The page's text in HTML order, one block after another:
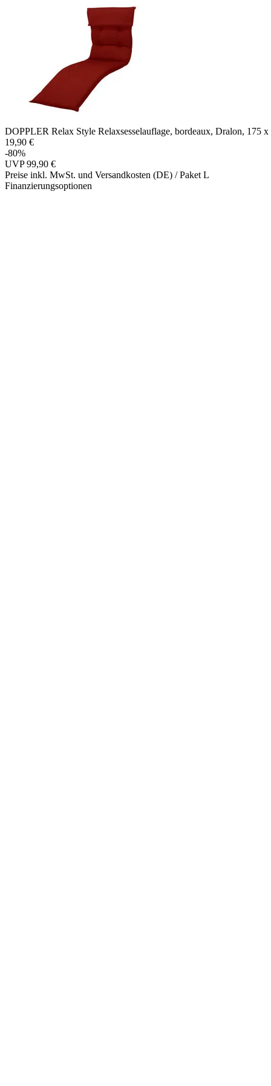
DOPPLER Relax Style Relaxsesselauflage, bordeaux, Dralon, 175
19,90 €
-80%
UVP99,90 €
Preise inkl. MwSt. und Versandkosten (DE) / Paket L
Finanzierungsoptionen